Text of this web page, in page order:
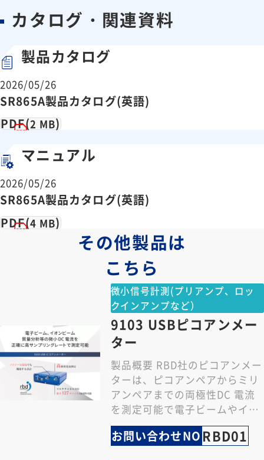
CMRR
90 dB at 1 kHz (DC結合)
ーブ
120 dB (代表値)
参照信号チャンネル
周波数レンジ
1 mHz～4 MHz
タイムベース
入力インピーダン
ス
1 MΩまたは50 Ω
位相設定分解能
(360/232) °
位相ノイズ
内部参照信号
外部参照信号
12 dB/oct)
<0.001° rms at 1 kHz (100 ms, 1
2 dB/oct)
表値)
Sine Out to signal In (200 mVr
ms)
<0.002°/°C < 20 kHz (DC結合)
<0.02°/°C < 200 kHz
<0.2°/°C < 4 MHz
高調波検出
N × frefを検出 ただしN<99か
つ(N × fref ) < 4 MHz
=│fint– fext │を検出
ただし、全ての周波数が4MHz未
カタログ・関連資料
製品カタログ
2026/05/26
SR865A製品カタログ(英語)
PDF(2 MB)
マニュアル
2026/05/26
SR865A製品カタログ(英語)
PDF(4 MB)
その他製品は
こちら
微小信号計測(プリアンプ、ロッ
クインアンプなど）
9103 USBピコアンメー
ター
製品概要 RBD社のピコアンメー
ターは、ピコアンペアからミリ
アンペアまでの両極性DC 電流
を測定可能で電子ビームやイオ
ンビーム、質量分析等の微小電
流測定に最適で…
お問い合わせNO RBD01